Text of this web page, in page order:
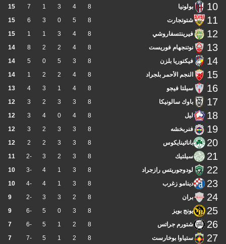
10 بولونيا 8
4
3
1
7
15
11 شتوتجارت 8
5
0
3
6
15
12 فيرينتسفاروشي 8
4
3
1
1
15
13 نوتنجهام فوريست 8
4
2
2
8
14
14 فيكتوريا بلزن 8
3
5
0
5
14
15 النجم الأحمر بلجراد 8
4
2
2
1
14
16 سيلتا فيجو 8
4
1
3
4
13
17 باوك سالونيكا 8
3
3
2
3
12
18 ليل 8
4
0
4
3
12
19 فنربخشه 8
3
3
2
3
12
20 باناثينايكوس 8
3
3
2
2
12
21 سيلتيك 8
3
2
3
-2
11
22 لودوجوريتس رازجراد 8
3
1
4
-3
10
23 دينامو زغرب 8
3
1
4
-4
10
24 بران 8
2
3
3
-2
9
25 يونج بويز 8
3
0
5
-6
9
26 شتورم جراتس 8
2
1
5
-6
7
27 ستياوا بوخارست 8
2
1
5
-7
7